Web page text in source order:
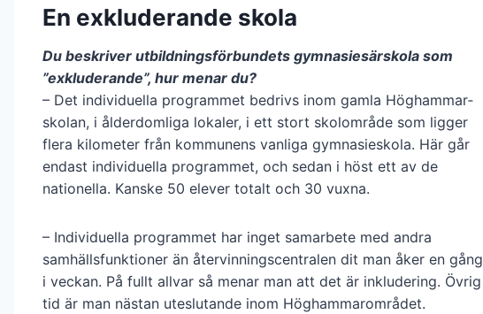
En exkluderande skola
Du beskriver utbildningsförbundets gymnasiesärskola som
”exkluderande”, hur menar du?
– Det individuella programmet bedrivs inom gamla Högham­mar­
skolan, i ålderdomliga lokaler, i ett stort skolområde som ligger
flera kilometer från kommunens vanliga gymnasieskola. Här går
endast individuella programmet, och sedan i höst ett av de
nationella. Kanske 50 elever totalt och 30 vuxna.
– Individuella programmet har inget samarbete med andra
samhällsfunktioner än återvinningscentralen dit man åker en gång
i veckan. På fullt allvar så menar man att det är inkludering. Övrig
tid är man nästan uteslutande inom Höghammarområdet.